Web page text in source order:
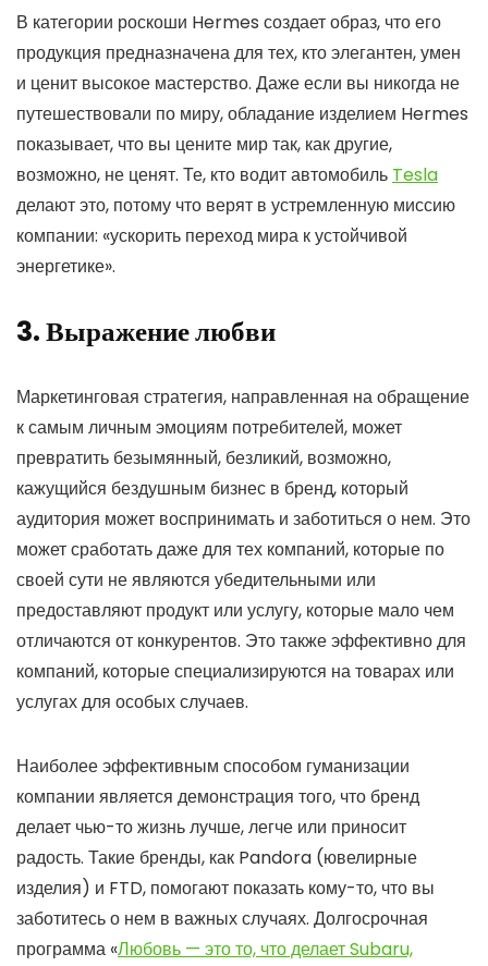
В категории роскоши Hermes создает образ, что его
продукция предназначена для тех, кто элегантен, умен
и ценит высокое мастерство. Даже если вы никогда не
путешествовали по миру, обладание изделием Hermes
показывает, что вы цените мир так, как другие,
возможно, не ценят. Те, кто водит автомобиль Tesla
делают это, потому что верят в устремленную миссию
компании: «ускорить переход мира к устойчивой
энергетике».
3. Выражение любви
Маркетинговая стратегия, направленная на обращение
к самым личным эмоциям потребителей, может
превратить безымянный, безликий, возможно,
кажущийся бездушным бизнес в бренд, который
аудитория может воспринимать и заботиться о нем. Это
может сработать даже для тех компаний, которые по
своей сути не являются убедительными или
предоставляют продукт или услугу, которые мало чем
отличаются от конкурентов. Это также эффективно для
компаний, которые специализируются на товарах или
услугах для особых случаев.
Наиболее эффективным способом гуманизации
компании является демонстрация того, что бренд
делает чью-то жизнь лучше, легче или приносит
радость. Такие бренды, как Pandora (ювелирные
изделия) и FTD, помогают показать кому-то, что вы
заботитесь о нем в важных случаях. Долгосрочная
программа «Любовь — это то, что делает Subaru,